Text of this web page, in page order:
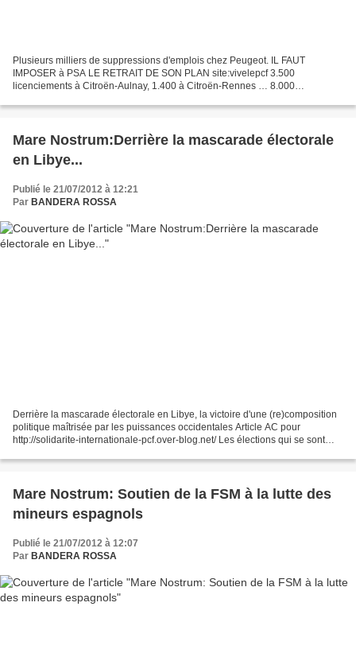
Plusieurs milliers de suppressions d'emplois chez Peugeot. IL FAUT
IMPOSER à PSA LE RETRAIT DE SON PLAN site:vivelepcf 3.500
licenciements à Citroën-Aulnay, 1.400 à Citroën-Rennes … 8.000
Mare Nostrum:Derrière la mascarade électorale
en Libye...
Publié le 21/07/2012 à 12:21
Par BANDERA ROSSA
Derrière la mascarade électorale en Libye, la victoire d'une (re)composition
politique maîtrisée par les puissances occidentales Article AC pour
http://solidarite-internationale-pcf.over-blog.net/ Les élections qui se sont
Mare Nostrum: Soutien de la FSM à la lutte des
mineurs espagnols
Publié le 21/07/2012 à 12:07
Par BANDERA ROSSA